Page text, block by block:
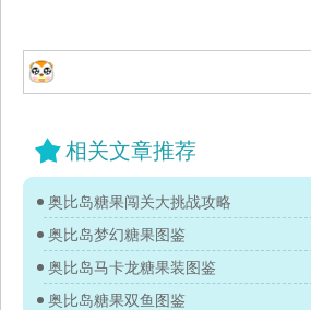
相关文章推荐
奥比岛糖果闯关大挑战攻略
奥比岛梦幻糖果图鉴
奥比岛马卡龙糖果装图鉴
奥比岛糖果双鱼图鉴